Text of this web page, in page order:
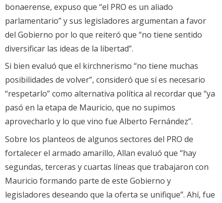
bonaerense, expuso que “el PRO es un aliado
parlamentario” y sus legisladores argumentan a favor
del Gobierno por lo que reiteró que “no tiene sentido
diversificar las ideas de la libertad”.
Si bien evaluó que el kirchnerismo “no tiene muchas
posibilidades de volver”, consideró que sí es necesario
“respetarlo” como alternativa política al recordar que “ya
pasó en la etapa de Mauricio, que no supimos
aprovecharlo y lo que vino fue Alberto Fernández”.
Sobre los planteos de algunos sectores del PRO de
fortalecer el armado amarillo, Allan evaluó que “hay
segundas, terceras y cuartas líneas que trabajaron con
Mauricio formando parte de este Gobierno y
legisladores deseando que la oferta se unifique”. Ahí, fue